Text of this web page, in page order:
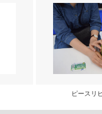
ピースリ